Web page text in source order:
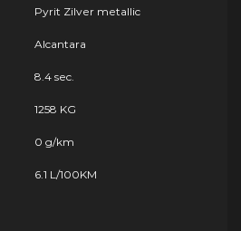
Pyrit Zilver metallic
Alcantara
8.4 sec.
1258 KG
0 g/km
6.1 L/100KM